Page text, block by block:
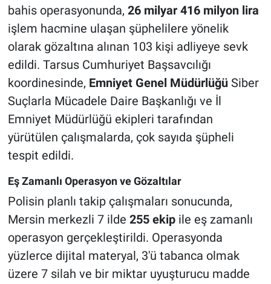
bahis operasyonunda, 26 milyar 416 milyon lira
işlem hacmine ulaşan şüphelilere yönelik
olarak gözaltına alınan 103 kişi adliyeye sevk
edildi. Tarsus Cumhuriyet Başsavcılığı
koordinesinde, Emniyet Genel MüdürlüğüSiber
Suçlarla Mücadele Daire Başkanlığı ve İl
Emniyet Müdürlüğü ekipleri tarafından
yürütülen çalışmalarda, çok sayıda şüpheli
tespit edildi.
Eş Zamanlı Operasyon ve Gözaltılar
Polisin planlı takip çalışmaları sonucunda,
Mersin merkezli 7 ilde 255 ekipile eş zamanlı
operasyon gerçekleştirildi. Operasyonda
yüzlerce dijital materyal, 3'ü tabanca olmak
üzere 7 silah ve bir miktar uyuşturucu madde